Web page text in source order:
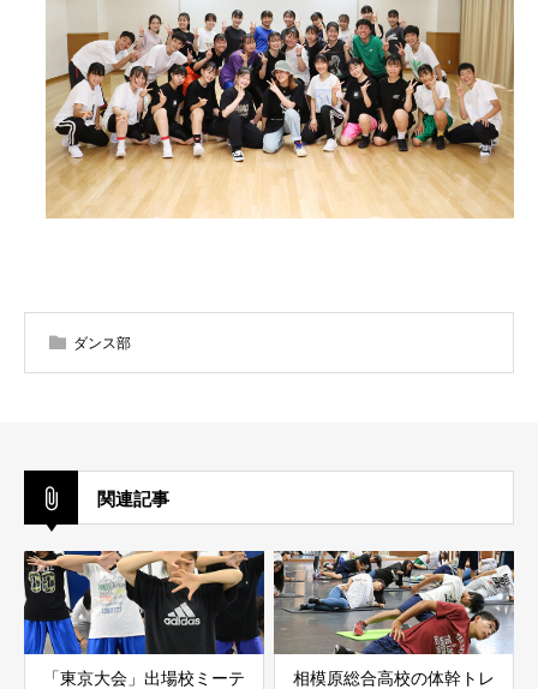
ダンス部
関連記事
「東京大会」出場校ミーテ
相模原総合高校の体幹トレ